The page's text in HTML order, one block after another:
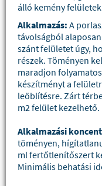
álló kemény
Alkalmazás: A
távolságból
szánt felületet úgy,
részek. Töményen
maradjon
készítményt a
leöblítésre. Zárt
m2 felület kezelhető.
Alkalmazási
töményen,
ml fertőtlenítőszert
Minimális behatási